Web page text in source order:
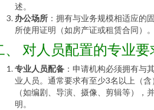
述。
办公场所 ：拥有与业务规模相适应的
所使用证明（如房产证或租赁合同）。
、 对人员配置的专业要
专业人员配备 ：申请机构必须拥有与
业人员。通常要求有至少3名以上（
（如编剧、导演、摄像、剪辑等），
明。